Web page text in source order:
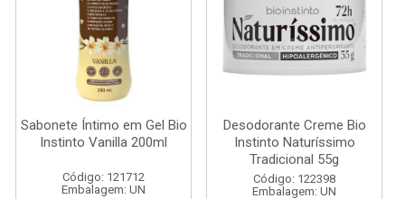
Sabonete Íntimo em Gel Bio
Instinto Vanilla 200ml
Código: 121712
Embalagem: UN
Desodorante Creme Bio
Instinto Naturíssimo
Tradicional 55g
Código: 122398
Embalagem: UN